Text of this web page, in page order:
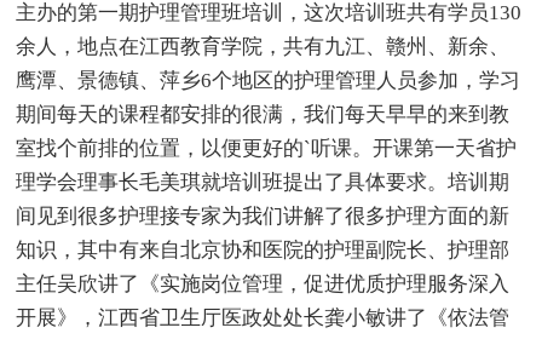
主办的第一期护理管理班培训，这次培训班共有学员130
余人，地点在江西教育学院，共有九江、赣州、新余、
鹰潭、景德镇、萍乡6个地区的护理管理人员参加，学习
期间每天的课程都安排的很满，我们每天早早的来到教
室找个前排的位置，以便更好的`听课。开课第一天省护
理学会理事长毛美琪就培训班提出了具体要求。培训期
间见到很多护理接专家为我们讲解了很多护理方面的新
知识，其中有来自北京协和医院的护理副院长、护理部
主任吴欣讲了《实施岗位管理，促进优质护理服务深入
开展》，江西省卫生厅医政处处长龚小敏讲了《依法管